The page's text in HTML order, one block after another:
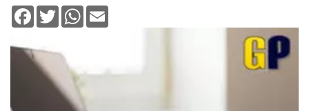
Facebook
TwitterWhatsApp